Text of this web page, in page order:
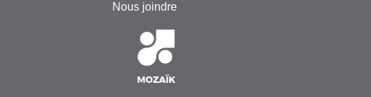
Nous joindre